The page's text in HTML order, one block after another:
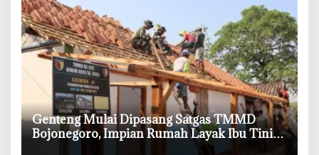
‎Genteng Mulai Dipasang Satgas TMMD
Bojonegoro, Impian Rumah Layak Ibu Tini